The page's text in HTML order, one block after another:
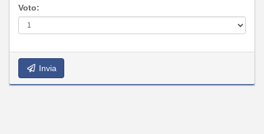
Voto:
Invia